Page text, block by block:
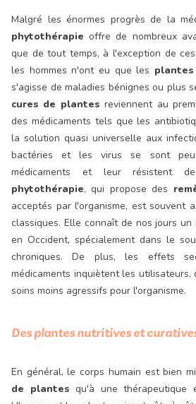
Malgré les énormes progrès de la
phytothérapieoffre de nombreux
que de tout temps, à l'exception de
les hommes n'ont eu que les
s'agisse de maladies bénignes ou plus
cures de plantes reviennent au
des médicaments tels que les
la solution quasi universelle aux
bactéries et les virus se sont
médicaments et leur résistent
phytothérapie, qui propose des
acceptés par l'organisme, est souvent
classiques. Elle connaît de nos jours
en Occident, spécialement dans le
chroniques. De plus, les effets
médicaments inquiètent les utilisateurs,
soins moins agressifs pour l'organisme.
Des plantes nutritives et
En général, le corps humain est bien
de plantes qu'à une thérapeutique